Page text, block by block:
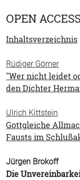
OPEN
Inhaltsverzeichnis
Rüdiger Görner
"Wer nicht leidet
den Dichter
Ulrich Kittstein
Gottgleiche
Fausts im
Jürgen Brokoff
Die